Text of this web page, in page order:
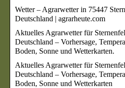
Wetter – Agrarwetter in 75447
Deutschland | agrarheute.com
Aktuelles Agrarwetter für
Deutschland – Vorhersage,
Boden, Sonne und Wetterkarten.
Aktuelles Agrarwetter für
Deutschland – Vorhersage,
Boden, Sonne und Wetterkarten